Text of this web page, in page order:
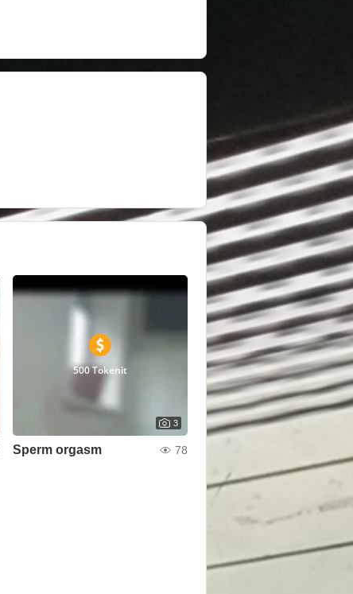
500 Tokenit
3
Sperm orgasm 78